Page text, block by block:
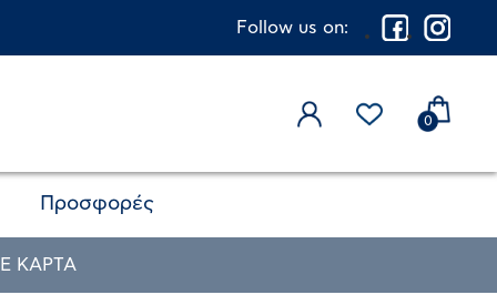
Follow us on:
0
Προσφορές
ΚΑΡΤΑ